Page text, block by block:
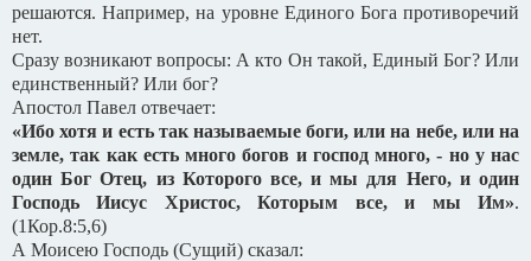
решаются. Например, на уровне Единого Бога противоречий
нет.
Сразу возникают вопросы: А кто Он такой, Единый Бог? Или
единственный? Или бог?
Апостол Павел отвечает:
«Ибо хотя и есть так называемые боги, или на небе, или на
земле, так как есть много богов и господ много, - но у нас
один Бог Отец, из Которого все, и мы для Него, и один
Господь Иисус Христос, Которым все, и мы Им».
(1Кор.8:5,6)
А Моисею Господь (Сущий) сказал: